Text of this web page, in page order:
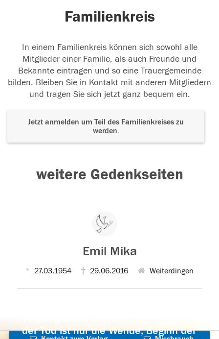
Familienkreis
In einem Familienkreis können sich sowohl alle
Mitglieder einer Familie, als auch Freunde und
Bekannte eintragen und so eine Trauergemeinde
bilden. Bleiben Sie in Kontakt mit anderen Mitgliedern
und tragen Sie sich jetzt ganz bequem ein.
Jetzt anmelden um Teil des Familienkreises zu
werden.
weitere Gedenkseiten
Emil Mika
27.03.1954 29.06.2016 Weiterdingen
der Tod ist nur die Wende, Beginn der